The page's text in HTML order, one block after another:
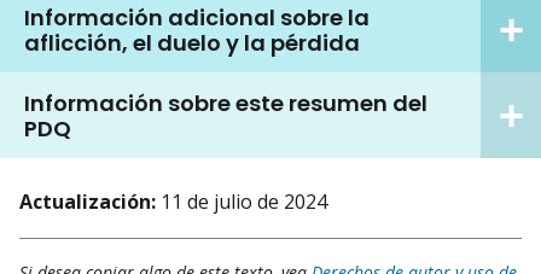
Información adicional sobre la
aflicción, el duelo y la pérdida
Información sobre este resumen del
PDQ
Actualización: 11 de julio de 2024